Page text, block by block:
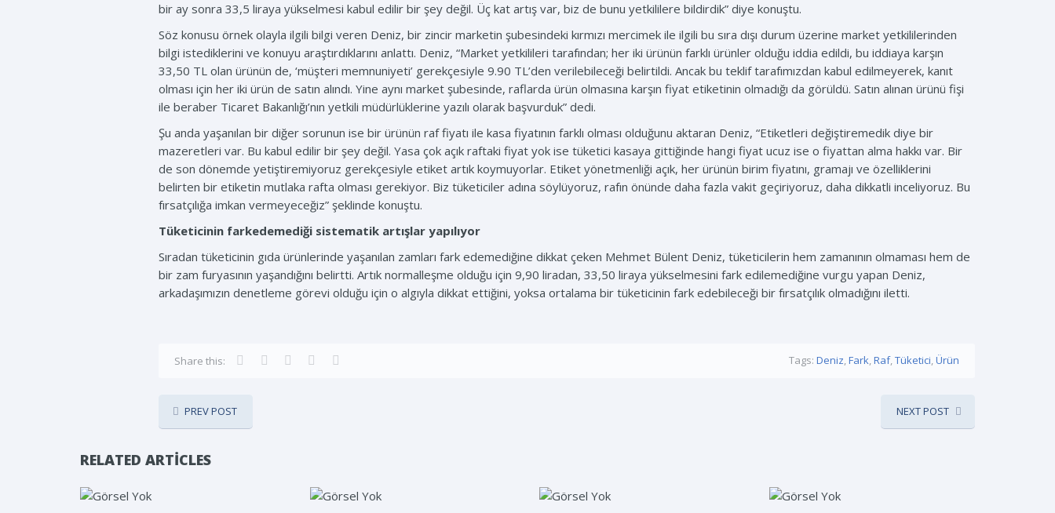
bir ay sonra 33,5 liraya yükselmesi kabul edilir bir şey değil. Üç kat artış var, biz de bunu yetkililere bildirdik” diye konuştu.
Söz konusu örnek olayla ilgili bilgi veren Deniz, bir zincir marketin şubesindeki kırmızı mercimek ile ilgili bu sıra dışı durum üzerine market yetkililerinden
bilgi istediklerini ve konuyu araştırdıklarını anlattı. Deniz, “Market yetkilileri tarafından; her iki ürünün farklı ürünler olduğu iddia edildi, bu iddiaya karşın
33,50 TL olan ürünün de, ‘müşteri memnuniyeti’ gerekçesiyle 9.90 TL’den verilebileceği belirtildi. Ancak bu teklif tarafımızdan kabul edilmeyerek, kanıt
olması için her iki ürün de satın alındı. Yine aynı market şubesinde, raflarda ürün olmasına karşın fiyat etiketinin olmadığı da görüldü. Satın alınan ürünü fişi
ile beraber Ticaret Bakanlığı’nın yetkili müdürlüklerine yazılı olarak başvurduk” dedi.
Şu anda yaşanılan bir diğer sorunun ise bir ürünün raf fiyatı ile kasa fiyatının farklı olması olduğunu aktaran Deniz, “Etiketleri değiştiremedik diye bir
mazeretleri var. Bu kabul edilir bir şey değil. Yasa çok açık raftaki fiyat yok ise tüketici kasaya gittiğinde hangi fiyat ucuz ise o fiyattan alma hakkı var. Bir
de son dönemde yetiştiremiyoruz gerekçesiyle etiket artık koymuyorlar. Etiket yönetmenliği açık, her ürünün birim fiyatını, gramajı ve özelliklerini
belirten bir etiketin mutlaka rafta olması gerekiyor. Biz tüketiciler adına söylüyoruz, rafın önünde daha fazla vakit geçiriyoruz, daha dikkatli inceliyoruz. Bu
fırsatçılığa imkan vermeyeceğiz” şeklinde konuştu.
Tüketicinin farkedemediği sistematik artışlar yapılıyor
Sıradan tüketicinin gıda ürünlerinde yaşanılan zamları fark edemediğine dikkat çeken Mehmet Bülent Deniz, tüketicilerin hem zamanının olmaması hem de
bir zam furyasının yaşandığını belirtti. Artık normalleşme olduğu için 9,90 liradan, 33,50 liraya yükselmesini fark edilemediğine vurgu yapan Deniz,
arkadaşımızın denetleme görevi olduğu için o algıyla dikkat ettiğini, yoksa ortalama bir tüketicinin fark edebileceği bir fırsatçılık olmadığını iletti.
Share this: Tags: Deniz,Fark,Raf,Tüketici,Ürün
PREV POST NEXT POST
RELATED ARTICLES